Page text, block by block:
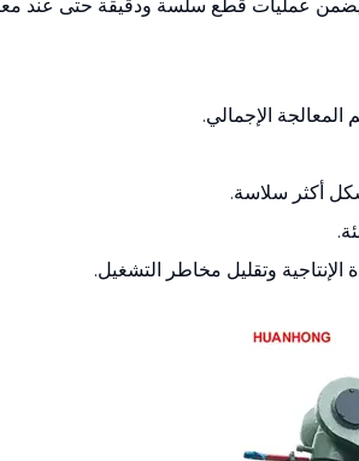
عمليات قطع سلسة ودقيقة حتى عند
الإجمالي.
أكثر سلاسة.
الإنتاجية وتقليل مخاطر التشغيل.